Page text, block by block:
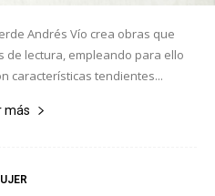
Andrés Vío crea obras que
de lectura, empleando para ello
características tendientes...
más